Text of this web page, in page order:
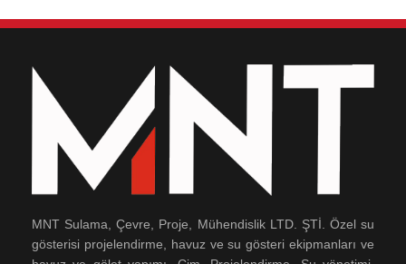
MNT Sulama, Çevre, Proje, Mühendislik LTD. ŞTİ. Özel su
gösterisi projelendirme, havuz ve su gösteri ekipmanları ve